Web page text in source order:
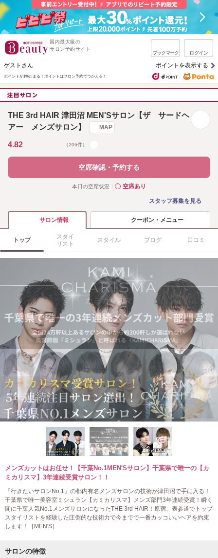
国内最大級の
サロン予約サイト
ブックマーク ログイン
ゲストさん ポイントを表示する
ポイントが1%たまる！ ポイントはサロン予約でつかえる！
THE 3rd HAIR 津田沼 MEN'Sサロン【ザ サードヘ
アー メンズサロン】
MAP
4.82 （206件）
空席確認・予約する
本日の空席状況： ◯空席あり
スタッフ募集を見る
サロン情報 クーポン・メニュー
トップ
スタイ
リスト
スタイル ブログ 口コミ
メンズカットはお任せ！【千葉No.1MEN'Sサロン】千葉県で唯一の【カ
ミカリスマ】3年連続受賞サロン！！
『行きたいサロンNo.1』の都内有名メンズサロンの技術が津田沼で手に入る！
千葉県で唯一美容室ミシュラン【カミカリスマ】メンズ部門3年連続受賞！瞬く
間に千葉人気No.1メンズサロンになったTHE 3rd HAIR！原宿、表参道でトップ
スタイリストを経験した圧倒的な技術力で今までで一番カッコいいヘアを約束
します！［MEN'S］
サロンの特徴